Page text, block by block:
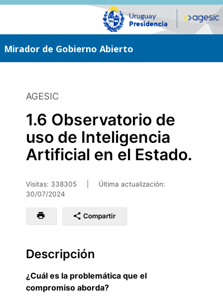
Saltar
Mirador de Gobierno Abierto
AGESIC
1.6 Observatorio de
uso de Inteligencia
Artificial en el Estado.
Visitas: 338305
Última actualización:
30/07/2024
Compartir
Descripción
¿Cuál es la problemática que el
compromiso aborda?